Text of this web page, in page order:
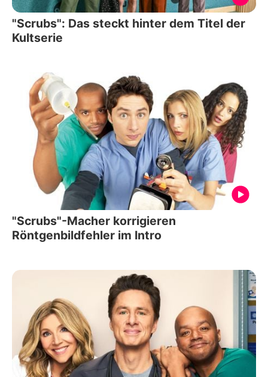
"Scrubs": Das steckt hinter dem Titel der
Kultserie
"Scrubs"-Macher korrigieren
Röntgenbildfehler im Intro